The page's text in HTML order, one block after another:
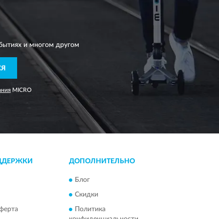
и многом другом
MICRO
ДОПОЛНИТЕЛЬНО
Блог
Скидки
Политика